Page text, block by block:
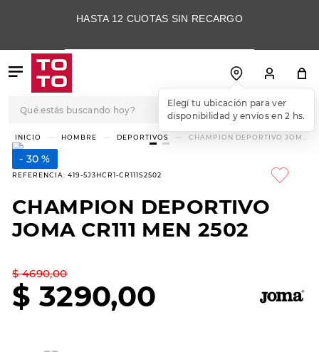
HASTA 12 CUOTAS SIN RECARGO
Elegí tu ubicación para ver
disponibilidad y envíos en 2 hs.
HOMBRE DEPORTIVOS
CHAMPION DEPORTIVO JOMA
30 %
REFERENCIA: 419-5J3HCR1-CR111S2502
CHAMPION DEPORTIVO
JOMA CR111 MEN 2502
$ 4690,00
$ 3290,00
TÉRMINOS MÁS
BUSCADOS
3.
skechers slip-ins